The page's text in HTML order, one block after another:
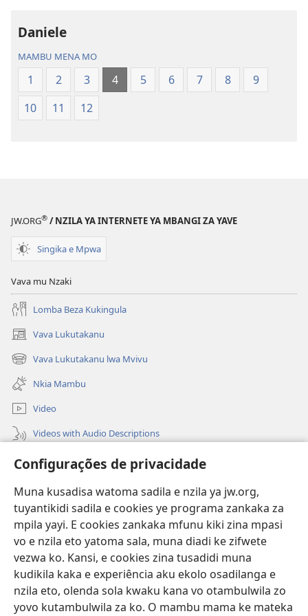
Configurações de privacidade
Muna kusadisa watoma sadila e nzila ya jw.org,
tuyantikidi sadila e cookies ye programa zankaka za
mpila yayi. E cookies zankaka mfunu kiki zina mpasi
vo e nzila eto yatoma sala, muna diadi ke zifwete
vezwa ko. Kansi, e cookies zina tusadidi muna
kudikila kaka e experiência aku ekolo osadilanga e
nzila eto, olenda sola kwaku kana vo otambulwila zo
yovo kutambulwila za ko. O mambu mama ke mateka
Daniele
MAMBU MENA MO
1 2 3 4 5 6 7 8
9
10
11 12
JW.ORG® / NZILA YA INTERNETE YA MBANGI ZA YAVE
Singika e Mpwa
Vava mu Nzaki
Lomba Beza Kukingula
Vava Lukutakanu
(opens
new
window)
Vava Lukutakanu lwa Mvivu
(opens
new
window)
Nkia Mambu
Video
Videos with Audio Descriptions
Vavulula
(opens
new
window)LUNDILU DIA NKANDA mia Mbangi za Yave mu Internete™
(opens
new
window)JW Hub
(opens
new
®